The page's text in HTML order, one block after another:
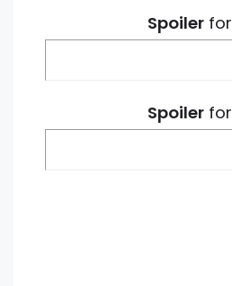
Spoiler for
Spoiler for